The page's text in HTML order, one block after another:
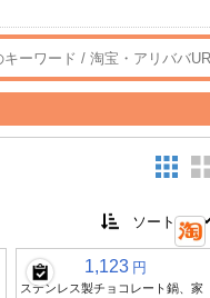
1,123 円
ステンレス製チョコレート鍋、家